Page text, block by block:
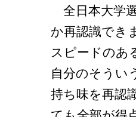
全日本大学
か再認識でき
スピードのあ
自分のそうい
持ち味を再認